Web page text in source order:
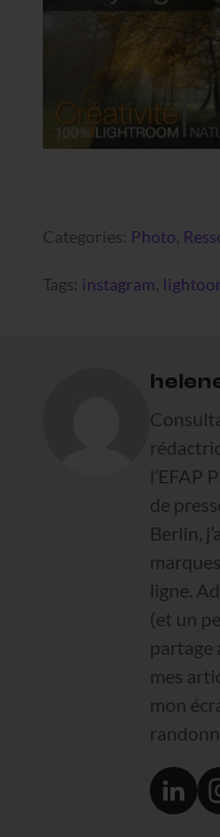
Categories: Photo
Tags: instagram
de
Berlin,
ligne.
(et un
partage
mes
mon